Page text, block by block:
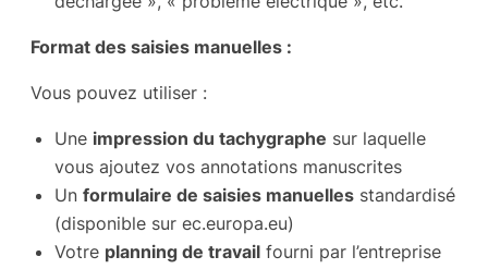
Format des saisies manuelles :
Vous pouvez utiliser :
Une impression du tachygraphe sur laquelle
vous ajoutez vos annotations manuscrites
Un formulaire de saisies manuelles standardisé
(disponible sur ec.europa.eu)
Votre planning de travail fourni par l’entreprise